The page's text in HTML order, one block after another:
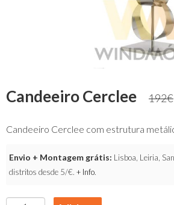
Candeeiro Cerclee 192€
Candeeiro Cerclee com estrutura
Envio + Montagem grátis: Lisboa, Leiria,
distritos desde 5/€. + Info.